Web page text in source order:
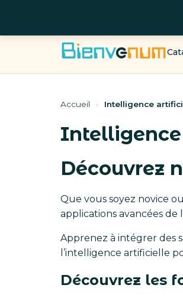
Aller
Accueil › Intelligence
Découvrez
Que vous soyez novice
applications avancées de
Apprenez à intégrer des
l’intelligence artificielle
Découvrez les